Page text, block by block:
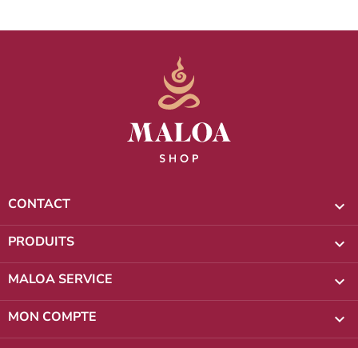
CONTACT 
PRODUITS 
MALOA SERVICE 
MON COMPTE 